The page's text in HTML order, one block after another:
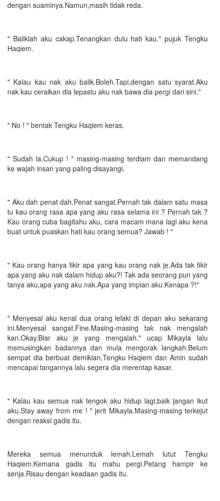
dengan suaminya.Namun,masih tidak reda.
" Baliklah aku cakap.Tenangkan dulu hati kau." pujuk Tengku
Haqiem.
" Kalau kau nak aku balik.Boleh.Tapi,dengan satu syarat.Aku
nak kau ceraikan dia lepastu aku nak bawa dia pergi dari sini."
" No ! " bentak Tengku Haqiem keras.
" Sudah la.Cukup ! " masing-masing terdiam dan memandang
ke wajah insan yang paling disayangi.
" Aku dah penat dah.Penat sangat.Pernah tak dalam satu masa
tu kau orang rasa apa yang aku rasa selama ini ? Pernah tak ?
Kau orang cuba bagitahu aku, cara macam mana lagi aku kena
buat untuk puaskan hati kau orang semua? Jawab ! "
" Kau orang hanya fikir apa yang kau orang nak je.Ada tak fikir
apa yang aku nak dalam hidup aku?! Tak ada seorang pun yang
tanya aku,apa yang aku nak.Apa yang impian aku.Kenapa ?!"
" Menyesal aku kenal dua orang lelaki di depan aku sekarang
ini.Menyesal sangat.Fine.Masing-masing tak nak mengalah
kan.Okay.Biar aku je yang mengalah." ucap Mikayla lalu
memusingkan badannya dan mula mengorak langkah.Belum
sempat dia berbuat demikian,Tengku Haqiem dan Amin sudah
mencapai tangannya lalu segera dia merentap kasar.
" Kalau kau semua nak tengok aku hidup lagi,baik jangan ikut
aku.Stay away from me ! " jerit Mikayla.Masing-masing terkejut
dengan reaksi gadis itu.
Mereka semua menunduk lemah.Lemah lutut Tengku
Haqiem.Kemana gadis itu mahu pergi.Petang hampir ke
senja.Risau dengan keadaan gadis itu.